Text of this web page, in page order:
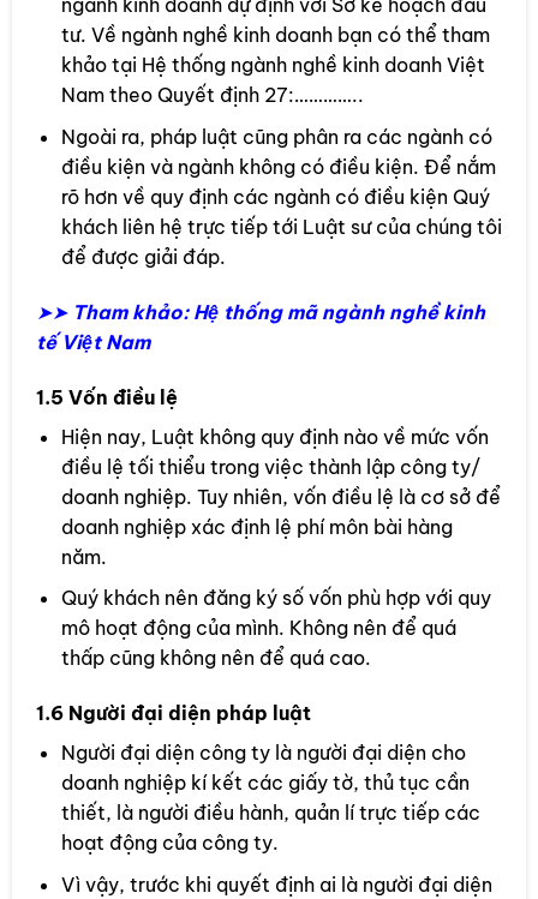
ngành kinh doanh dự định với Sở kế hoạch đầu
tư. Về ngành nghề kinh doanh bạn có thể tham
khảo tại Hệ thống ngành nghề kinh doanh Việt
Nam theo Quyết định 27:…………..
Ngoài ra, pháp luật cũng phân ra các ngành có
điều kiện và ngành không có điều kiện. Để nắm
rõ hơn về quy định các ngành có điều kiện Quý
khách liên hệ trực tiếp tới Luật sư của chúng tôi
để được giải đáp.
➤➤ Tham khảo: Hệ thống mã ngành nghề kinh
tế Việt Nam
1.5 Vốn điều lệ
Hiện nay, Luật không quy định nào về mức vốn
điều lệ tối thiểu trong việc thành lập công ty/
doanh nghiệp. Tuy nhiên, vốn điều lệ là cơ sở để
doanh nghiệp xác định lệ phí môn bài hàng
năm.
Quý khách nên đăng ký số vốn phù hợp với quy
mô hoạt động của mình. Không nên để quá
thấp cũng không nên để quá cao.
1.6 Người đại diện pháp luật
Người đại diện công ty là người đại diện cho
doanh nghiệp kí kết các giấy tờ, thủ tục cần
thiết, là người điều hành, quản lí trực tiếp các
hoạt động của công ty.
Vì vậy, trước khi quyết định ai là người đại diện